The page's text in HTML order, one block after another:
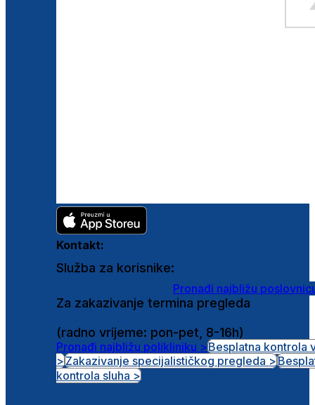
Kontakt:
Služba za korisnike:
Pronađi najbližu
Za zakazivanje termina pregleda
(radno vrijeme: pon-pet, 8-16h)
Pronađi najbližu polikliniku >Besplatna kontrola
>Zakazivanje specijalističkog pregleda >
kontrola sluha >